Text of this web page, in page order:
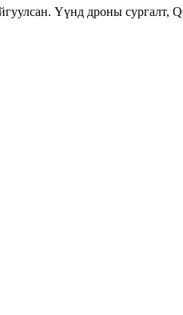
Үүнд дроны сургалт,